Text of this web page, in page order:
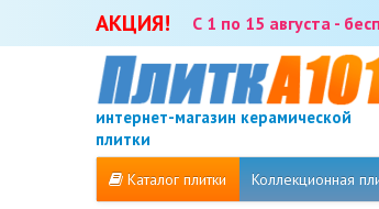
АКЦИЯ! С 1 по 15 августа -
интернет-магазин керамической
плитки
Каталог плитки Коллекционная